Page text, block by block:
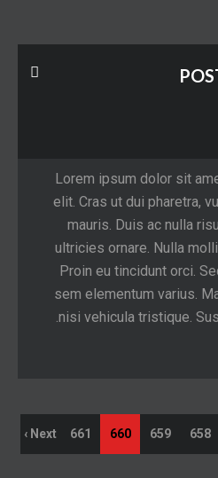
Lorem ipsum dolor sit
elit. Cras ut dui pharetra,
mauris. Duis ac nulla
ultricies ornare. Nulla
Proin eu tincidunt orci.
sem elementum varius.
nisi vehicula tristique.
658
659
660
661
Next ›